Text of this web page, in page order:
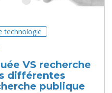
technologie
VS recherche
différentes
publique